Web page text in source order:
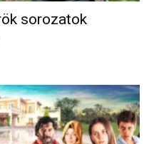
sorozatok